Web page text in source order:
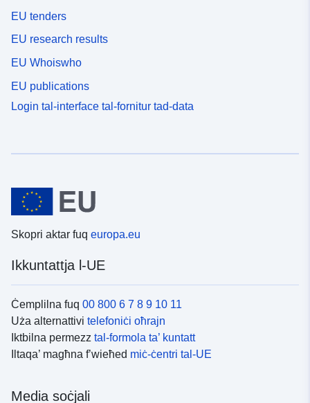
EU tenders
EU research results
EU Whoiswho
EU publications
Login tal-interface tal-fornitur tad-data
Skopri aktar fuq europa.eu
Ikkuntattja l-UE
Ċemplilna fuq 00 800 6 7 8 9 10 11
Uża alternattivi telefoniċi oħrajn
Iktbilna permezz tal-formola ta’ kuntatt
Iltaqa’ magħna f’wieħed miċ-ċentri tal-UE
Media soċjali